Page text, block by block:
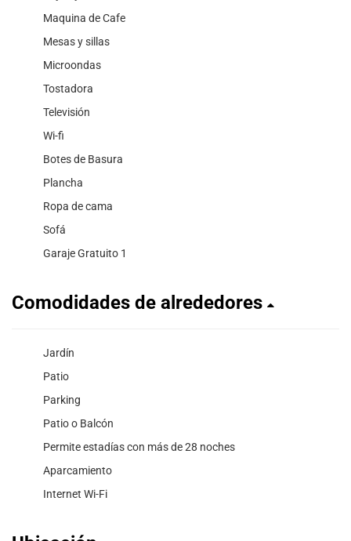
Maquina de Cafe
Mesas y sillas
Microondas
Tostadora
Televisión
Wi-fi
Botes de Basura
Plancha
Ropa de cama
Sofá
Garaje Gratuito 1
Comodidades de alrededores
Jardín
Patio
Parking
Patio o Balcón
Permite estadías con más de 28 noches
Aparcamiento
Internet Wi-Fi